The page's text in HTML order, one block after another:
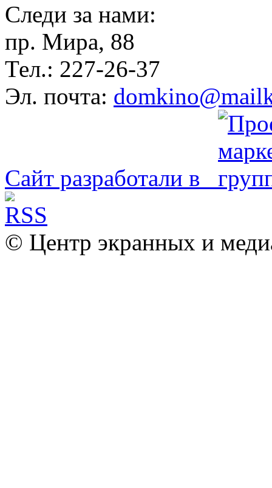
Следи за нами:
пр. Мира, 88
Тел.: 227-26-37
Эл. почта:
Сайт разработали в
© Центр экранных и